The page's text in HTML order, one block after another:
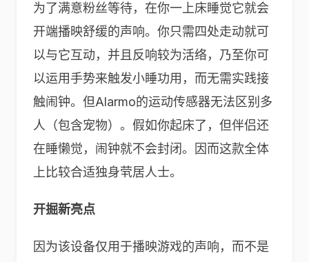
为了满意粉丝等待，在你一上床睡觉它就会
开端播映舒缓的声响。你只需四处走动就可
以与它互动，并且反响较为活络，乃至你可
以运用手势来触发小睡功用，而无需实践接
触闹钟。但Alarmo的运动传感器无法区别多
人（包含宠物）。假如你起床了，但伴侣还
在睡懒觉，闹钟就不会封闭。因而这款全体
上比较合适独身茕居人士。
开掘新亮点
因为该设备仅用于播映游戏的声响，而不是